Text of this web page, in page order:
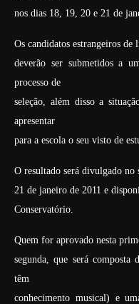
nos dias 18, 19, 20 e 21 de
Os candidatos estrangeiros de
deverão ser submetidos a
processo de
seleção, além disso a
apresentar
para a escola o seu visto de
O resultado será divulgado
21 de janeiro de 2011 e
Conservatório.
Quem for aprovado nesta
segunda, que será composta
têm
conhecimento musical) e